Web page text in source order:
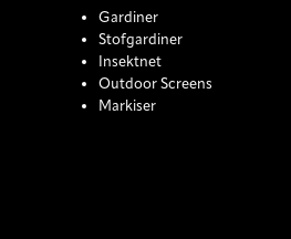
Gardiner
Stofgardiner
Insektnet
Outdoor Screens
Markiser